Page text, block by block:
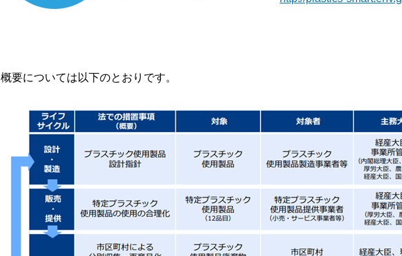
概要については以下のとおりです。